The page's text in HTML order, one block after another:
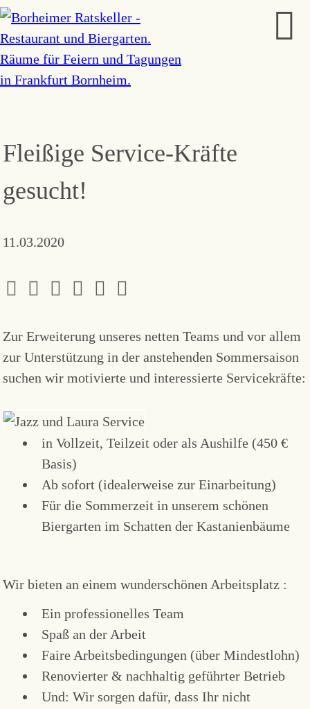
Fleißige Service-Kräfte
gesucht!
11.03.2020
Zur Erweiterung unseres netten Teams und vor allem
zur Unterstützung in der anstehenden Sommersaison
suchen wir motivierte und interessierte Servicekräfte:
in Vollzeit, Teilzeit oder als Aushilfe (450 €
Basis)
Ab sofort (idealerweise zur Einarbeitung)
Für die Sommerzeit in unserem schönen
Biergarten im Schatten der Kastanienbäume
Wir bieten an einem wunderschönen Arbeitsplatz :
Ein professionelles Team
Spaß an der Arbeit
Faire Arbeitsbedingungen (über Mindestlohn)
Renovierter & nachhaltig geführter Betrieb
Und: Wir sorgen dafür, dass Ihr nicht